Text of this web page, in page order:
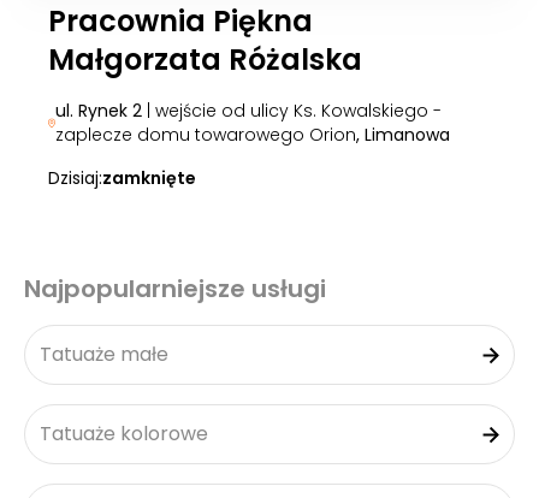
Pracownia Piękna
Małgorzata Różalska
ul. Rynek 2| wejście od ulicy Ks. Kowalskiego -
zaplecze domu towarowego Orion, Limanowa
Dzisiaj:zamknięte
Najpopularniejsze usługi
Tatuaże małe
Tatuaże kolorowe